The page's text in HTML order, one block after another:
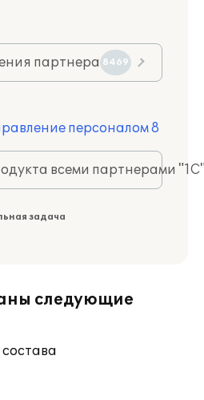
партнера 8469
персоналом 8
всеми партнерами
задача
следующие